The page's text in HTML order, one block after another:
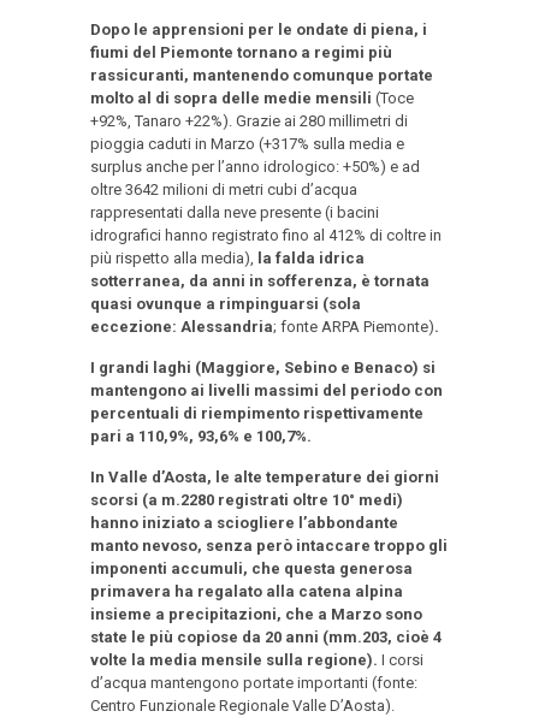
Dopo le apprensioni per le ondate di piena, i
fiumi del Piemonte tornano a regimi più
rassicuranti, mantenendo comunque portate
molto al di sopra delle medie mensili (Toce
+92%, Tanaro +22%). Grazie ai 280 millimetri di
pioggia caduti in Marzo (+317% sulla media e
surplus anche per l’anno idrologico: +50%) e ad
oltre 3642 milioni di metri cubi d’acqua
rappresentati dalla neve presente (i bacini
idrografici hanno registrato fino al 412% di coltre in
più rispetto alla media), la falda idrica
sotterranea, da anni in sofferenza, è tornata
quasi ovunque a rimpinguarsi (sola
eccezione: Alessandria; fonte ARPA Piemonte).
I grandi laghi (Maggiore, Sebino e Benaco) si
mantengono ai livelli massimi del periodo con
percentuali di riempimento rispettivamente
pari a 110,9%, 93,6% e 100,7%.
In Valle d’Aosta, le alte temperature dei giorni
scorsi (a m.2280 registrati oltre 10° medi)
hanno iniziato a sciogliere l’abbondante
manto nevoso, senza però intaccare troppo gli
imponenti accumuli, che questa generosa
primavera ha regalato alla catena alpina
insieme a precipitazioni, che a Marzo sono
state le più copiose da 20 anni (mm.203, cioè 4
volte la media mensile sulla regione). I corsi
d’acqua mantengono portate importanti (fonte:
Centro Funzionale Regionale Valle D’Aosta).